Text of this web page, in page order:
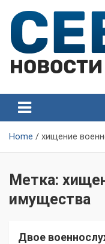
content
Севастополя
Home хищение
Метка:
имущества
Двое